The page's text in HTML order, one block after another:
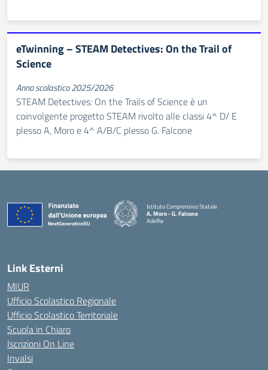
eTwinning – STEAM Detectives: On the Trail of
Science
Anno scolastico 2025/2026
STEAM Detectives: On the Trails of Science è un
coinvolgente progetto STEAM rivolto alle classi 4^ D/ E
plesso A, Moro e 4^ A/B/C plesso G. Falcone
Istituto Comprensivo Statale
A. Moro - G. Falcone
Adelfia
Link Esterni
MIUR
Ufficio Scolastico Regionale
Ufficio Scolastico Territoriale
Scuola in Chiaro
Iscrizioni On Line
Invalsi